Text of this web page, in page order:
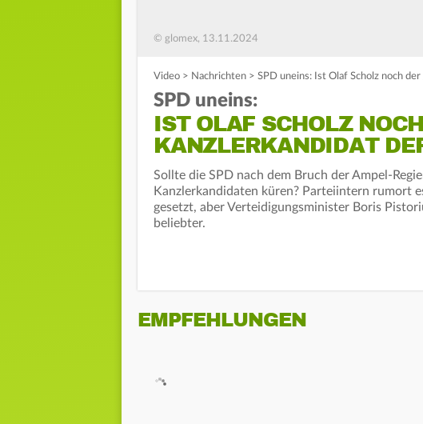
© glomex, 13.11.2024
Video > Nachrichten > SPD uneins: Ist Olaf Scholz noch
SPD uneins:
IST OLAF SCHOLZ
KANZLERKANDIDAT
Sollte die SPD nach dem Bruch der Ampel-
Kanzlerkandidaten küren? Parteiintern rumort
gesetzt, aber Verteidigungsminister Boris
beliebter.
EMPFEHLUNGEN